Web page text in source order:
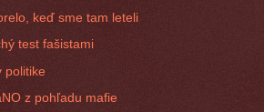
keď sme tam leteli
test fašistami
politike
z pohľadu mafie